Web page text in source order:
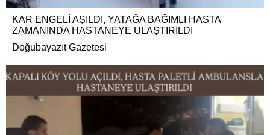
KAR ENGELİ AŞILDI, YATAĞA BAĞIMLI HASTA
ZAMANINDA HASTANEYE ULAŞTIRILDI
Doğubayazıt Gazetesi